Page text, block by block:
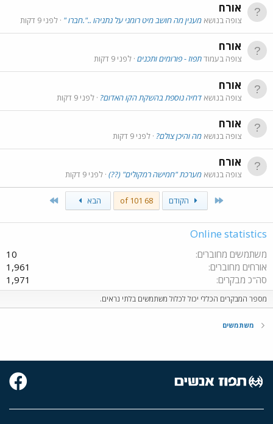
אורח
צופה בנושא מענין מה חושב מיט רומני על נתניהו ..".חברו " לפני 9 דקות
אורח
צופה בעמודתפוז - פורומים ותכנים לפני 9 דקות
אורח
צופה בנושא דחיה נוספת בהשקת הקו האדום? לפני 9 דקות
אורח
צופה בנושא מה והיכן צולם? לפני 9 דקות
אורח
צופה בנושא מערכת "חמישה רמקולים" (??) לפני 9 דקות
הקודם 68 of 101 הבא
Online statistics
משתמשים מחוברים
10
אורחים מחוברים
1,961
סה"כ מבקרים
1,971
מספר המבקרים הכללי יכול לכלול משתמשים בלתי נראים.
משתמשים